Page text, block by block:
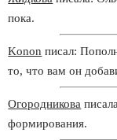
пока.
Konon писал:
то, что вам он
Огородникова
формирования.